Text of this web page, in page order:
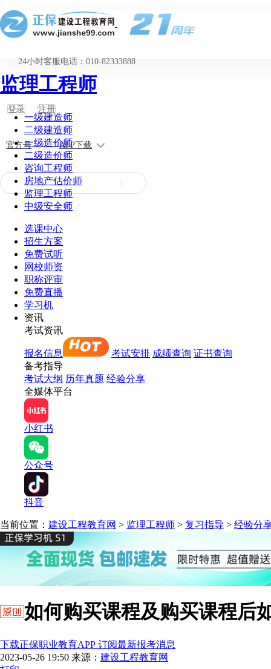
24小时客服电话：010-82333888
登录 注册
官方号 APP下载
监理工程师
一级建造师
二级建造师
一级造价师
二级造价师
咨询工程师
房地产估价师
监理工程师
中级安全师
选课中心
招生方案
免费试听
网校师资
职称评审
免费直播
学习机
资讯
考试资讯
报名信息 考试安排 成绩查询 证书查询
备考指导
考试大纲 历年真题 经验分享
全媒体平台
小红书
公众号
抖音
当前位置： 建设工程教育网 > 监理工程师 > 复习指导 > 经验分
如何购买课程及购买课程后
下载正保职业教育APP 订阅最新报考消息
2023-05-26 19:50 来源： 建设工程教育网